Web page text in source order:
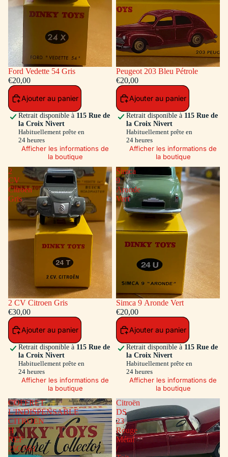
Ford Vedette 54 Gris
€20,00
Ajouter au panier
Retrait disponible à 115 Rue de
la Croix Nivert
Habituellement prête en
24 heures
Afficher les informations de
la boutique
Peugeot 203 Bleu Pétrole
€20,00
Ajouter au panier
Retrait disponible à 115 Rue de
la Croix Nivert
Habituellement prête en
24 heures
Afficher les informations de
la boutique
2
CV
Citroen
Gris
2 CV Citroen Gris
€30,00
Ajouter au panier
Retrait disponible à 115 Rue de
la Croix Nivert
Habituellement prête en
24 heures
Afficher les informations de
la boutique
Simca
9
Aronde
Vert
Simca 9 Aronde Vert
€20,00
Ajouter au panier
Retrait disponible à 115 Rue de
la Croix Nivert
Habituellement prête en
24 heures
Afficher les informations de
la boutique
COFFRET
L'INDISPENSABLE
CITROEN
H
REF
25C/561
Citroën
DS
23
Rouge
Métal
/